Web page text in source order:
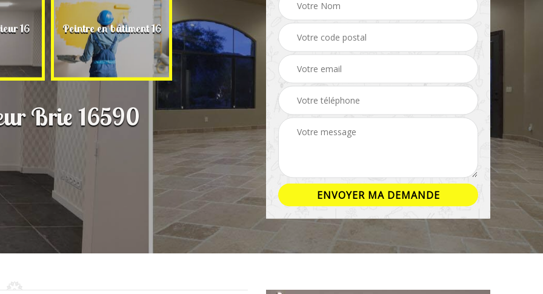
16 Peintre en bâtiment 16 Rénovation de maison
16
Rénovation salle de
bain 16
Brie 16590